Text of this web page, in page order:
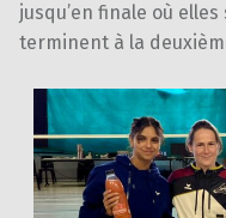
jusqu’en finale où elles
terminent à la